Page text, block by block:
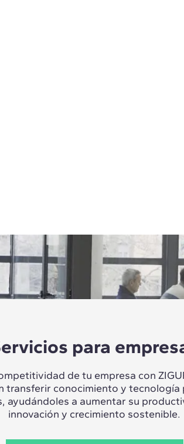
para
de tu empresa con
transferir conocimiento y tecnología
ayudándoles a aumentar su
innovación y crecimiento sostenible.